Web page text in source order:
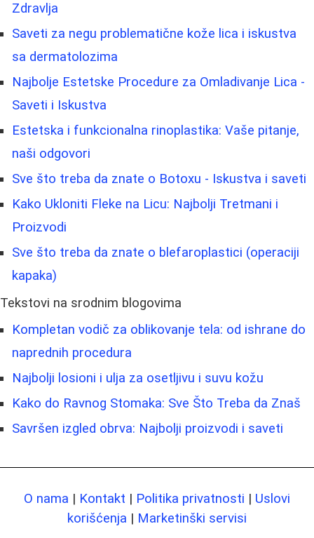
Zdravlja
Saveti za negu problematične kože lica i iskustva
sa dermatolozima
Najbolje Estetske Procedure za Omladivanje Lica -
Saveti i Iskustva
Estetska i funkcionalna rinoplastika: Vaše pitanje,
naši odgovori
Sve što treba da znate o Botoxu - Iskustva i saveti
Kako Ukloniti Fleke na Licu: Najbolji Tretmani i
Proizvodi
Sve što treba da znate o blefaroplastici (operaciji
kapaka)
Tekstovi na srodnim blogovima
Kompletan vodič za oblikovanje tela: od ishrane do
naprednih procedura
Najbolji losioni i ulja za osetljivu i suvu kožu
Kako do Ravnog Stomaka: Sve Što Treba da Znaš
Savršen izgled obrva: Najbolji proizvodi i saveti
O nama | Kontakt | Politika privatnosti | Uslovi
korišćenja | Marketinški servisi